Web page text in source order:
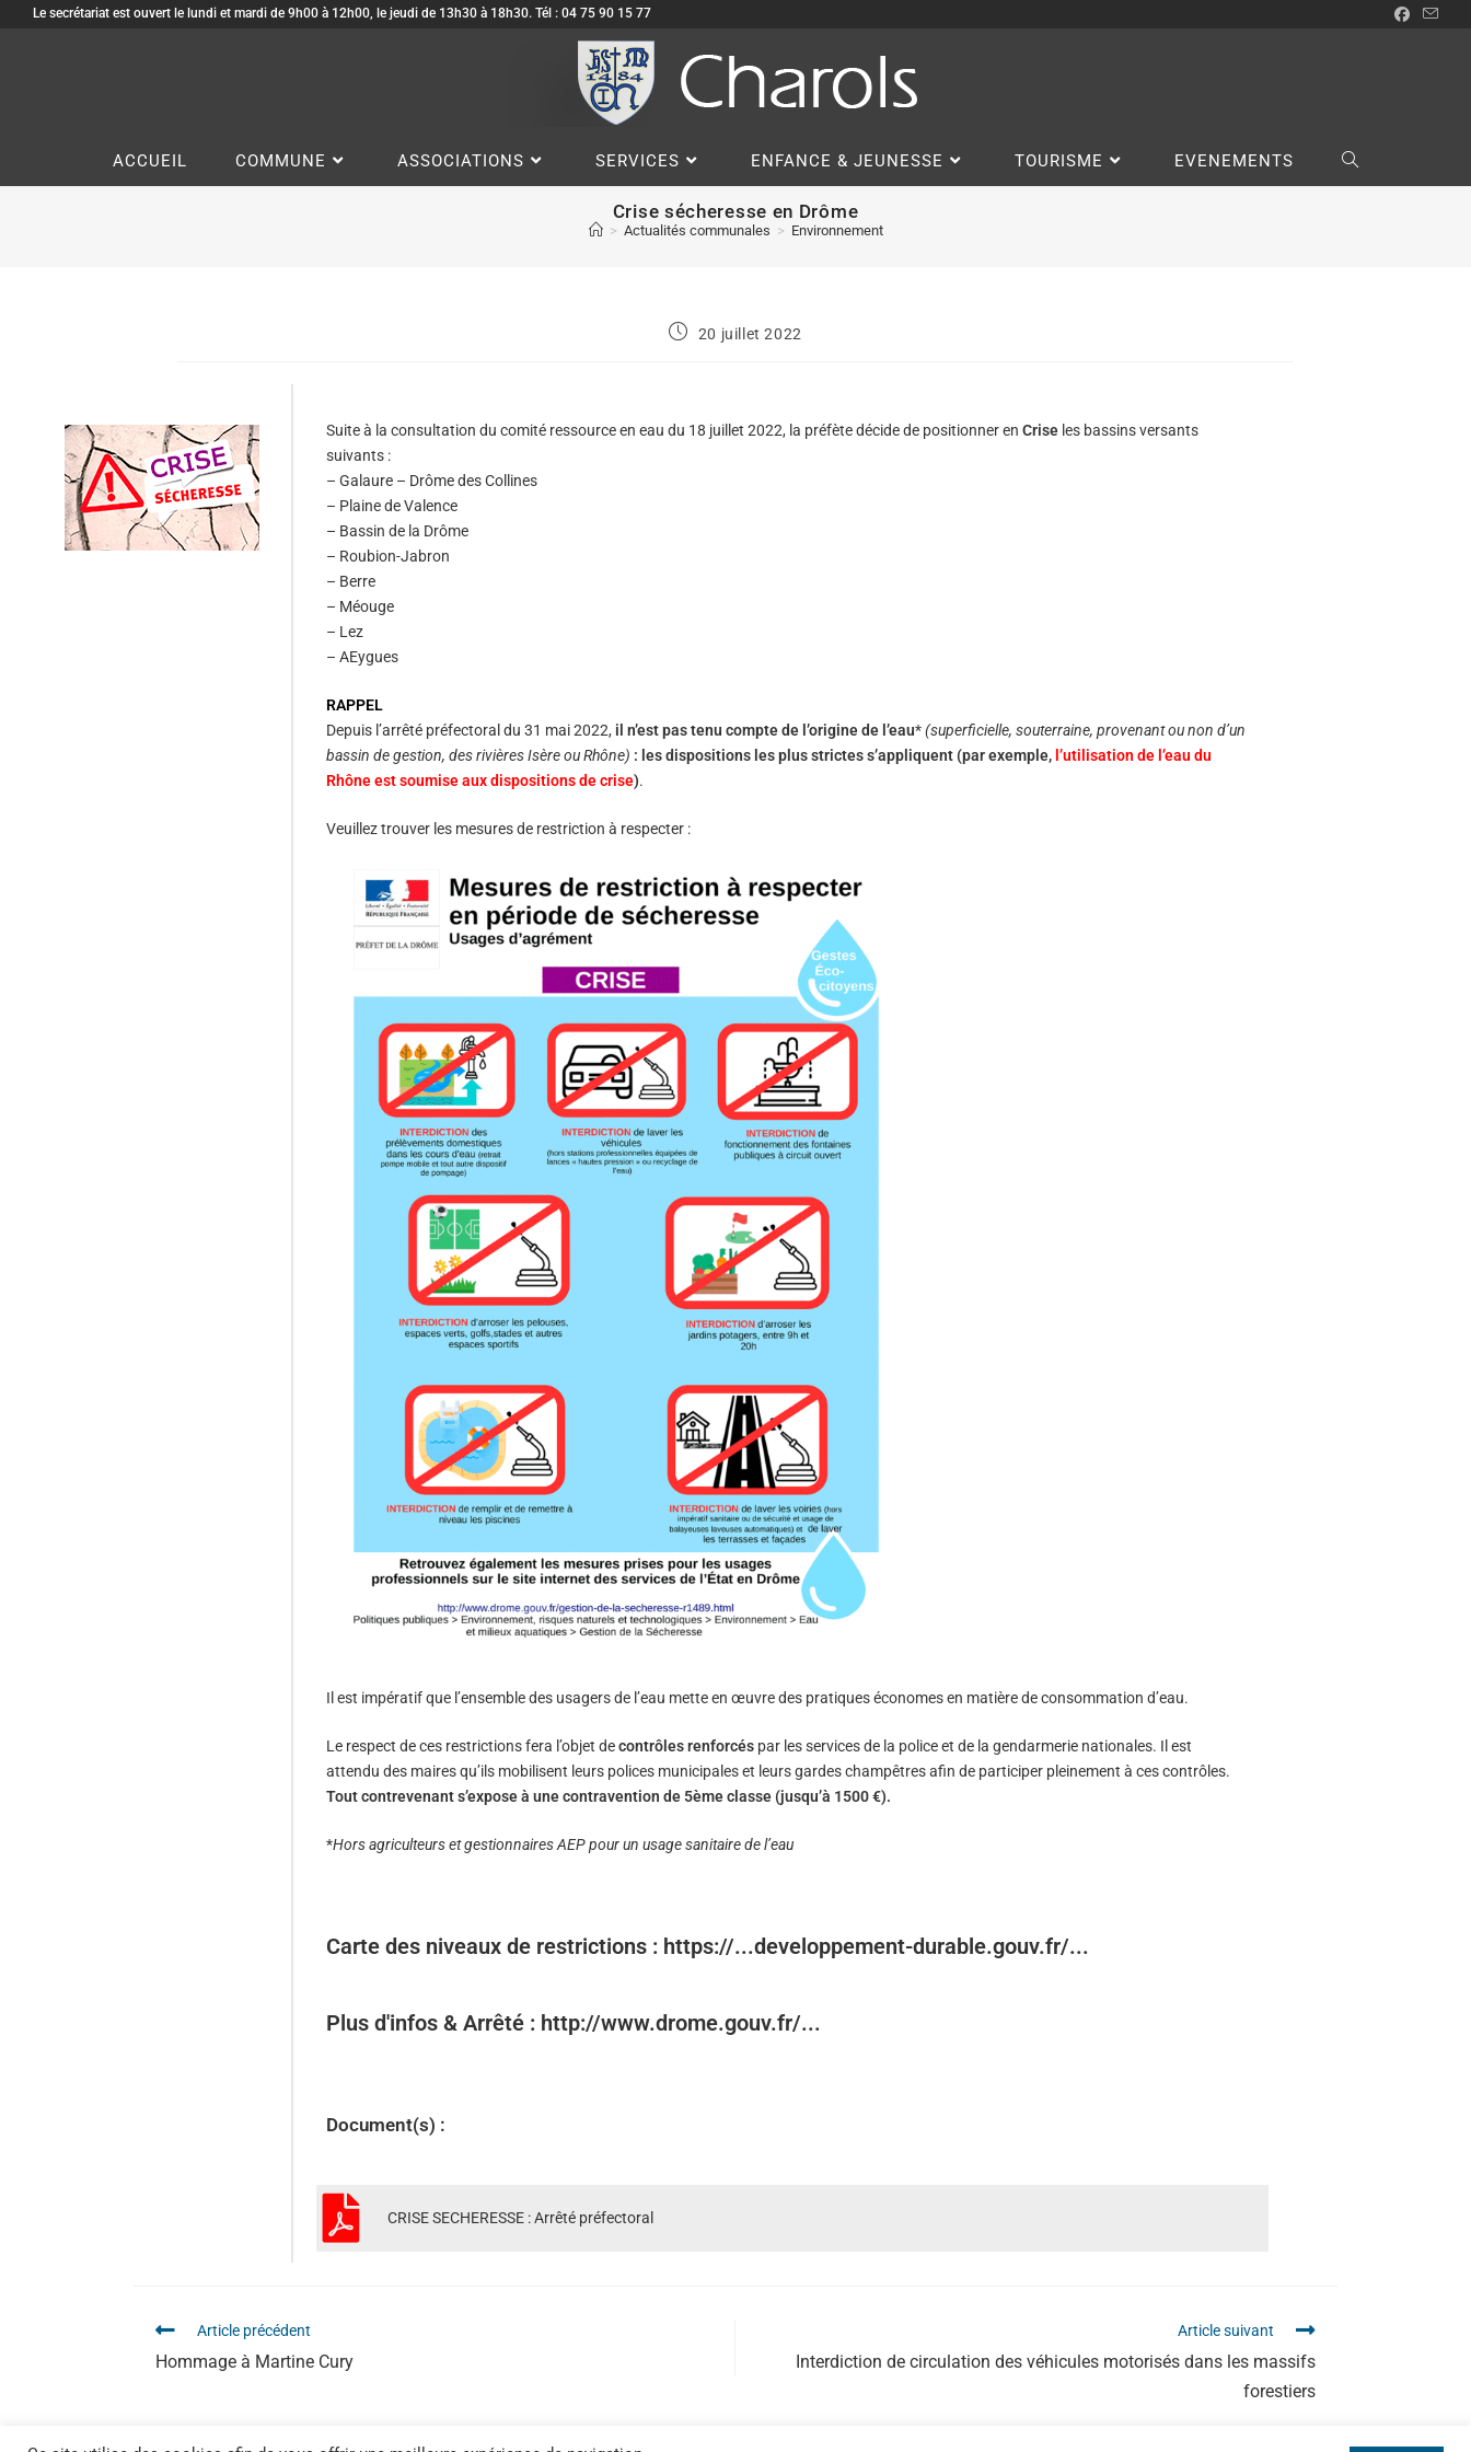
Le secrétariat est ouvert le lundi et mardi de 9h00 à 12h00, le jeudi de 13h30 à 18h30. Tél : 04 75 90 15 77
ACCUEIL COMMUNE ASSOCIATIONS SERVICES ENFANCE & JEUNESSE TOURISME EVENEMENTS
Crise sécheresse en Drôme
> Actualités communales > Environnement
20 juillet 2022
Suite à la consultation du comité ressource en eau du 18 juillet 2022, la préfète décide de positionner en Crise les bassins versants
suivants :
– Galaure – Drôme des Collines
– Plaine de Valence
– Bassin de la Drôme
– Roubion-Jabron
– Berre
– Méouge
– Lez
– AEygues
RAPPEL
Depuis l’arrêté préfectoral du 31 mai 2022, il n’est pas tenu compte de l’origine de l’eau*(superficielle, souterraine, provenant ou non d’un
bassin de gestion, des rivières Isère ou Rhône) : l es dispositions les plus strictes s’appliquent (par exemple, l’utilisation de l’eau du
Rhône est soumise aux dispositions de crise).
Veuillez trouver les mesures de restriction à respecter :
Il est impératif que l’ensemble des usagers de l’eau mette en œuvre des pratiques économes en matière de consommation d’eau.
Le respect de ces restrictions fera l’objet decontrôles renforcés par les services de la police et de la gendarmerie nationales. Il est
attendu des maires qu’ils mobilisent leurs polices municipales et leurs gardes champêtres afin de participer pleinement à ces contrôles.
Tout contrevenant s’expose à une contravention de 5ème classe (jusqu’à 1500 €).
*Hors agriculteurs et gestionnaires AEP pour un usage sanitaire de l’eau
Carte des niveaux de restrictions : https://...developpement-durable.gouv.fr/...
Plus d'infos & Arrêté : http://www.drome.gouv.fr/...
Document(s) :
CRISE SECHERESSE : Arrêté préfectoral
Article précédent
Hommage à Martine Cury
Article suivant
Interdiction de circulation des véhicules motorisés dans les massifs
forestiers